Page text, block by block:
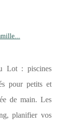
Lot : piscines
pour petits et
de main. Les
planifier vos